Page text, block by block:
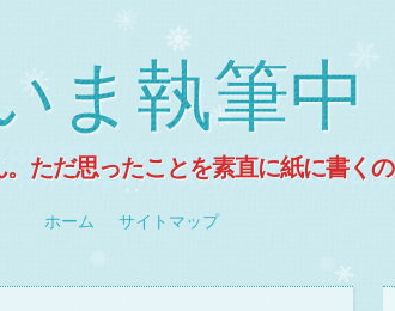
ま執筆中
ただ思ったことを素直に紙に書く
ホーム サイトマップ